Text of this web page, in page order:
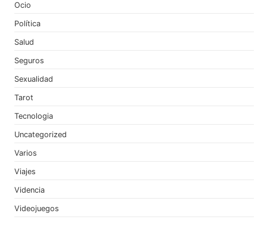
Ocio
Política
Salud
Seguros
Sexualidad
Tarot
Tecnologia
Uncategorized
Varios
Viajes
Videncia
Videojuegos